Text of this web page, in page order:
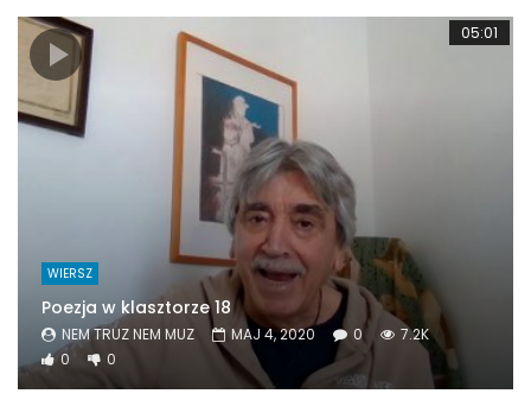
05:01
WIERSZ
Poezja w klasztorze 18
NEM TRUZ NEM MUZ MAJ 4, 2020 0
7.2K
0
0